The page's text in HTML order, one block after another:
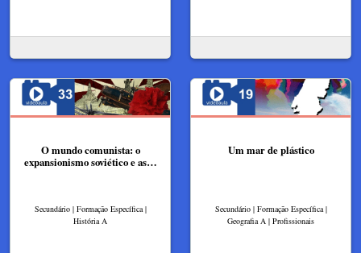
O mundo comunista: o
expansionismo soviético e as…
Secundário | Formação Específica |
História A
Um mar de plástico
Secundário | Formação Específica |
Geografia A | Profissionais